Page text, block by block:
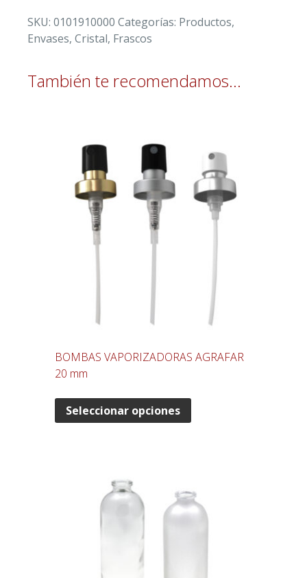
CILÍNDRICO
100
AGRAFAR
20
SKU: 0101910000 Categorías: Productos,
Envases, Cristal, Frascos
También te recomendamos…
BOMBAS VAPORIZADORAS AGRAFAR
20 mm
Seleccionar opciones